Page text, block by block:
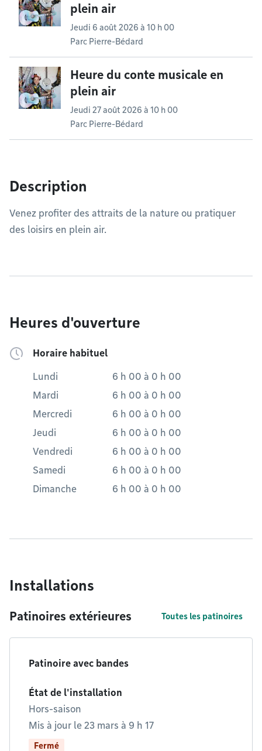
plein air
Jeudi 6 août 2026 à 10 h 00
Parc Pierre-Bédard
Heure du conte musicale en
plein air
Jeudi 27 août 2026 à 10 h 00
Parc Pierre-Bédard
Description
Venez profiter des attraits de la nature ou pratiquer
des loisirs en plein air.
Heures d'ouverture
Horaire habituel
Lundi 6 h 00 à 0 h 00
Mardi
6 h 00 à 0 h 00
Mercredi
6 h 00 à 0 h 00
Jeudi
6 h 00 à 0 h 00
Vendredi
6 h 00 à 0 h 00
Samedi
6 h 00 à 0 h 00
Dimanche
6 h 00 à 0 h 00
Installations
Patinoires extérieures Toutes les patinoires
Patinoire avec bandes
État de l'installation
Hors-saison
Mis à jour le 23 mars à 9 h 17
Fermé